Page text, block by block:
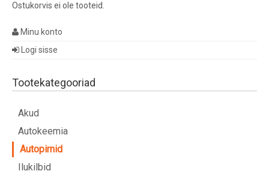
Ostukorvis ei ole tooteid.
Minu konto
Logi sisse
Tootekategooriad
Akud
Autokeemia
Autopirnid
Ilukilbid